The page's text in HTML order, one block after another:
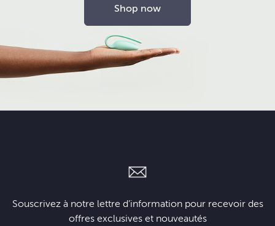
Shop now
Souscrivez à notre lettre d’information pour recevoir des
offres exclusives et nouveautés